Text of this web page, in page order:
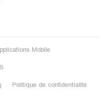
Mobile
Politique de confidentialité